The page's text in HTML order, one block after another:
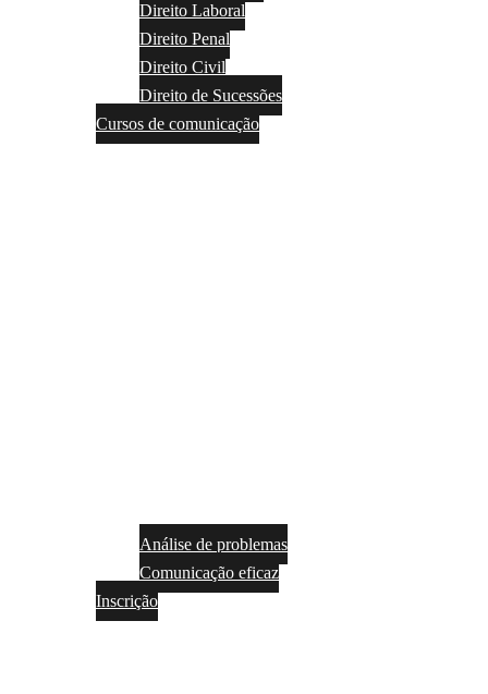
Direito Laboral
Direito Penal
Direito Civil
Direito de Sucessões
Cursos de comunicação
Análise de problemas
Comunicação eficaz
Inscrição